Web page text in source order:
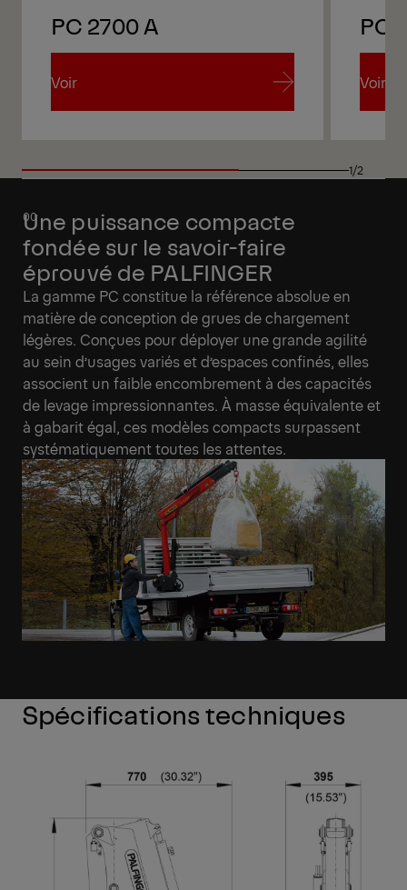
PC 2700 A
Voir
PC
Voir
1/2
Une puissance compacte
fondée sur le savoir-faire
éprouvé de PALFINGER
La gamme PC constitue la référence absolue en
matière de conception de grues de chargement
légères. Conçues pour déployer une grande agilité
au sein d’usages variés et d’espaces confinés, elles
associent un faible encombrement à des capacités
de levage impressionnantes. À masse équivalente et
à gabarit égal, ces modèles compacts surpassent
systématiquement toutes les attentes.
Spécifications techniques